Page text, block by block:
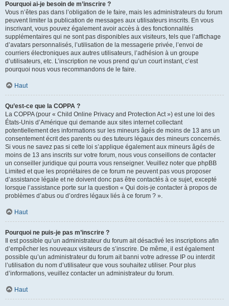
Pourquoi ai-je besoin de m’inscrire ?
Vous n’êtes pas dans l’obligation de le faire, mais les administrateurs du forum
peuvent limiter la publication de messages aux utilisateurs inscrits. En vous
inscrivant, vous pouvez également avoir accès à des fonctionnalités
supplémentaires qui ne sont pas disponibles aux visiteurs, tels que l’affichage
d’avatars personnalisés, l’utilisation de la messagerie privée, l’envoi de
courriers électroniques aux autres utilisateurs, l’adhésion à un groupe
d’utilisateurs, etc. L’inscription ne vous prend qu’un court instant, c’est
pourquoi nous vous recommandons de le faire.
Haut
Qu’est-ce que la COPPA ?
La COPPA (pour « Child Online Privacy and Protection Act ») est une loi des
États-Unis d’Amérique qui demande aux sites internet collectant
potentiellement des informations sur les mineurs âgés de moins de 13 ans un
consentement écrit des parents ou des tuteurs légaux des mineurs concernés.
Si vous ne savez pas si cette loi s’applique également aux mineurs âgés de
moins de 13 ans inscrits sur votre forum, nous vous conseillons de contacter
un conseiller juridique qui pourra vous renseigner. Veuillez noter que phpBB
Limited et que les propriétaires de ce forum ne peuvent pas vous proposer
d’assistance légale et ne doivent donc pas être contactés à ce sujet, excepté
lorsque l’assistance porte sur la question « Qui dois-je contacter à propos de
problèmes d’abus ou d’ordres légaux liés à ce forum ? ».
Haut
Pourquoi ne puis-je pas m’inscrire ?
Il est possible qu’un administrateur du forum ait désactivé les inscriptions afin
d’empêcher les nouveaux visiteurs de s’inscrire. De même, il est également
possible qu’un administrateur du forum ait banni votre adresse IP ou interdit
l’utilisation du nom d’utilisateur que vous souhaitez utiliser. Pour plus
d’informations, veuillez contacter un administrateur du forum.
Haut